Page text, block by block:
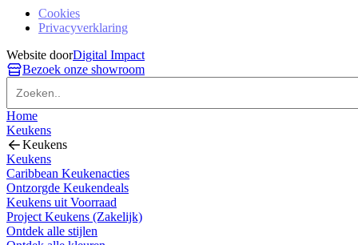
Cookies
Privacyverklaring
Website doorDigital Impact
Bezoek onze showroom
Home
Keukens
Keukens
Keukens
Caribbean Keukenacties
Ontzorgde Keukendeals
Keukens uit Voorraad
Project Keukens (Zakelijk)
Ontdek alle stijlen